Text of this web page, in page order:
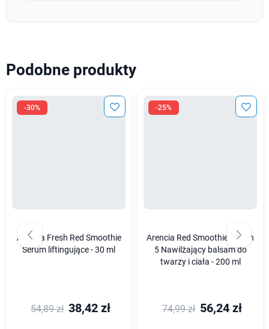
Podobne produkty
-30%
Arencia Fresh Red Smoothie
Serum liftingujące - 30 ml
54,89 zł 38,42 zł
-25%
Arencia Red Smoothie Lotion
5 Nawilżający balsam do
twarzy i ciała - 200 ml
74,99 zł 56,24 zł